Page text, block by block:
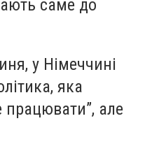
саме до
у Німеччині
яка
працювати”, але